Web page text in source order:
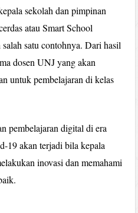
sekolah dan pimpinan
atau Smart School
satu contohnya. Dari hasil
dosen UNJ yang akan
untuk pembelajaran di kelas
pembelajaran digital di era
19 akan terjadi bila kepala
inovasi dan memahami